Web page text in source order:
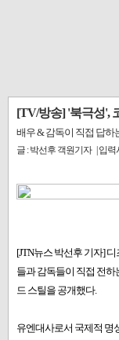
[TV/방송] '북극성',
배우 & 감독이 직접 답하
글 : 박선후 객원기자 | 입력
[JTN뉴스 박선후 기자]
들과 감독들이 직접 전
드 스틸을 공개했다.
유엔대사로서 국제적 명